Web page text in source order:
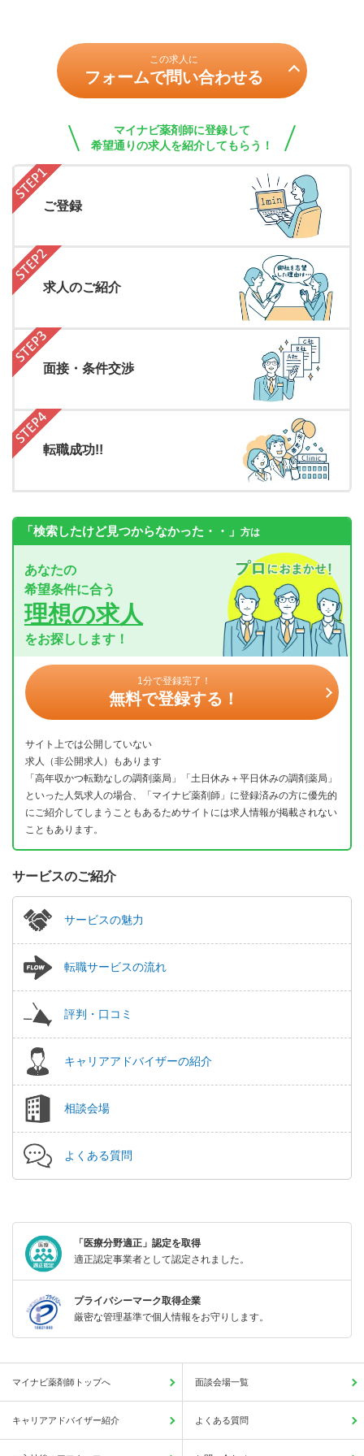
この求人に
フォームで問い合わせる
マイナビ薬剤師に登録して
希望通りの求人を紹介してもらう！
ご登録
求人のご紹介
面接・条件交渉
転職成功!!
「検索したけど見つからなかった・・」 方は
あなたの
希望条件に合う
理想の求人
をお探しします！
1分で登録完了！
無料で登録する！
サイト上では公開していない
求人（非公開求人）もあります
「高年収かつ転勤なしの調剤薬局」「土日休み＋平日休みの調剤薬局」
といった人気求人の場合、「マイナビ薬剤師」に登録済みの方に優先的
にご紹介してしまうこともあるためサイトには求人情報が掲載されない
こともあります。
サービスのご紹介
サービスの魅力
転職サービスの流れ
評判・口コミ
キャリアアドバイザーの紹介
相談会場
よくある質問
「医療分野適正」認定を取得
適正認定事業者として認定されました。
プライバシーマーク取得企業
厳密な管理基準で個人情報をお守りします。
マイナビ薬剤師トップへ 面談会場一覧
キャリアアドバイザー紹介 よくある質問